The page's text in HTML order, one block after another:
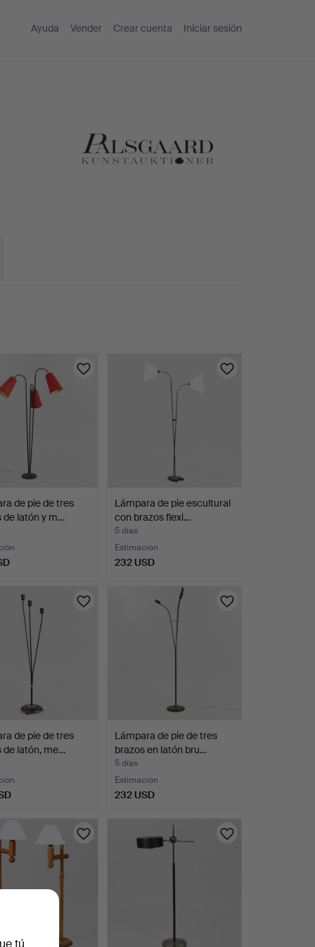
Ayuda Vender Crear cuenta Iniciar sesión
de pie de tres
de latón y m…
Lámpara de pie escultural
con brazos flexi…
5 días
Estimación
232 USD
de pie de tres
de latón, me…
Lámpara de pie de tres
brazos en latón bru…
5 días
Estimación
232 USD
tú